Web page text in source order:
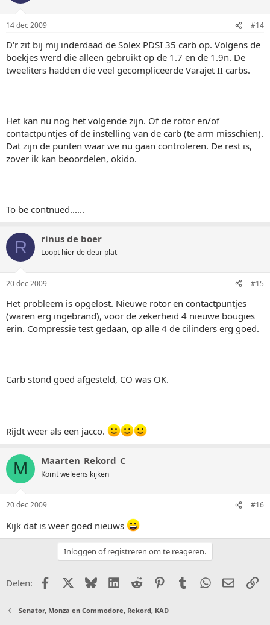
14 dec 2009 #14
D'r zit bij mij inderdaad de Solex PDSI 35 carb op. Volgens de
boekjes werd die alleen gebruikt op de 1.7 en de 1.9n. De
tweeliters hadden die veel gecompliceerde Varajet II carbs.
Het kan nu nog het volgende zijn. Of de rotor en/of
contactpuntjes of de instelling van de carb (te arm misschien).
Dat zijn de punten waar we nu gaan controleren. De rest is,
zover ik kan beoordelen, okido.
To be contnued......
R rinus de boer
Loopt hier de deur plat
20 dec 2009 #15
Het probleem is opgelost. Nieuwe rotor en contactpuntjes
(waren erg ingebrand), voor de zekerheid 4 nieuwe bougies
erin. Compressie test gedaan, op alle 4 de cilinders erg goed.
Carb stond goed afgesteld, CO was OK.
Rijdt weer als een jacco.
M Maarten_Rekord_C
Komt weleens kijken
20 dec 2009 #16
Kijk dat is weer goed nieuws
Inloggen of registreren om te reageren.
Delen: FacebookX (Twitter)
BlueskyLinkedIn
Reddit PinterestTumblr WhatsApp
E-mail
Senator, Monza en Commodore, Rekord, KAD